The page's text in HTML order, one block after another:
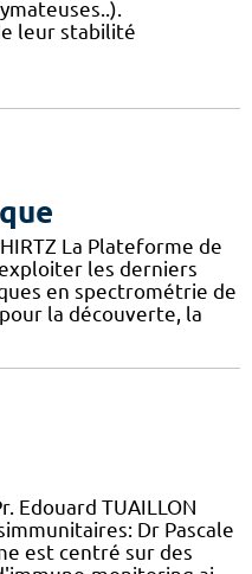
leur stabilité
La Plateforme de
les derniers
en spectrométrie de
la découverte, la
Edouard TUAILLON
Dr Pascale
est centré sur des